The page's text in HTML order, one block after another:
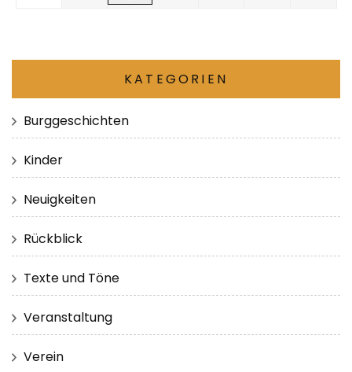
KATEGORIEN
Burggeschichten
Kinder
Neuigkeiten
Rückblick
Texte und Töne
Veranstaltung
Verein